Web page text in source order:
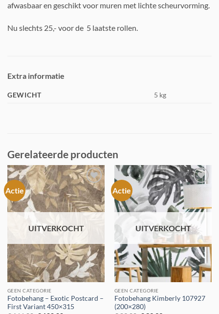
afwasbaar en geschikt voor muren met lichte scheurvorming.
Nu slechts 25,- voor de 5 laatste rollen.
Extra informatie
GEWICHT 5 kg
Gerelateerde producten
Actie
Toevoegen
aan
verlanglijst
UITVERKOCHT
GEEN CATEGORIE
Fotobehang – Exotic Postcard –
First Variant 450×315
Actie
Toevoegen
verlanglijst
UITVERKOCHT
GEEN CATEGORIE
Fotobehang Kimberly 107927
(200×280)